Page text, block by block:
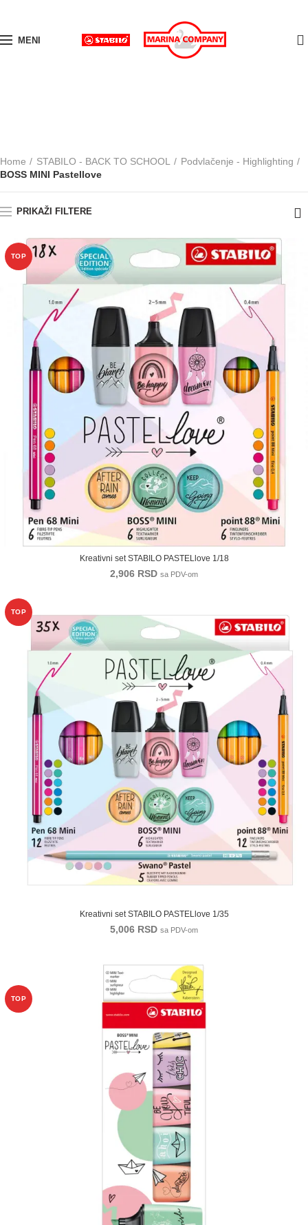
MENI
Home STABILO - BACK TO SCHOOL
Podvlačenje - Highlighting
BOSS MINI Pastellove
PRIKAŽI FILTERE
TOP
Kreativni set STABILO PASTELlove 1/18
2,906 RSD sa PDV-om
TOP
Kreativni set STABILO PASTELlove 1/35
5,006 RSD sa PDV-om
TOP